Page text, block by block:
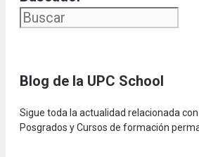
Blog de la UPC School
Sigue toda la actualidad relacionada
Posgrados y Cursos de formación